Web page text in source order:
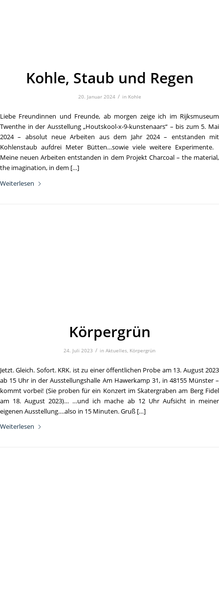
Kohle, Staub und Regen
20. Januar 2024 / in Kohle
Liebe Freundinnen und Freunde, ab morgen zeige ich im Rijksmuseum
Twenthe in der Ausstellung „Houtskool-x-9-kunstenaars“ – bis zum 5. Mai
2024 – absolut neue Arbeiten aus dem Jahr 2024 – entstanden mit
Kohlenstaub aufdrei Meter Bütten…sowie viele weitere Experimente.
Meine neuen Arbeiten entstanden in dem Projekt Charcoal – the material,
the imagination, in dem […]
Weiterlesen
Körpergrün
24. Juli 2023 / in Aktuelles, Körpergrün
Jetzt. Gleich. Sofort. KRK. ist zu einer öffentlichen Probe am 13. August 2023
ab 15 Uhr in der Ausstellungshalle Am Hawerkamp 31, in 48155 Münster –
kommt vorbei! (Sie proben für ein Konzert im Skatergraben am Berg Fidel
am 18. August 2023)… …und ich mache ab 12 Uhr Aufsicht in meiner
eigenen Ausstellung….also in 15 Minuten. Gruß […]
Weiterlesen